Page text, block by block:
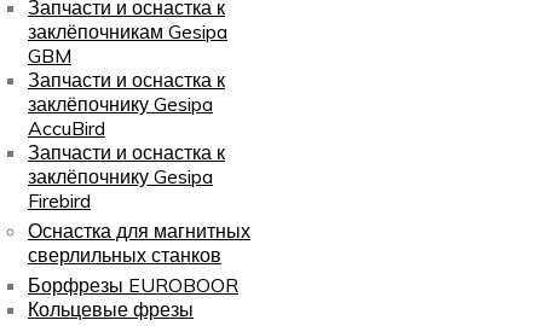
Запчасти и оснастка к
заклёпочникам Gesipa
GBM
Запчасти и оснастка к
заклёпочнику Gesipa
AccuBird
Запчасти и оснастка к
заклёпочнику Gesipa
Firebird
Оснастка для магнитных
сверлильных станков
Борфрезы EUROBOOR
Кольцевые фрезы